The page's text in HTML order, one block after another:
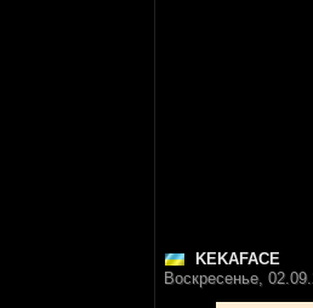
KEKAFACE
Воскресенье,